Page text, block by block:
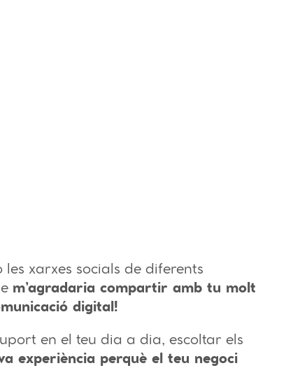
xarxes socials de diferents
m’agradaria compartir amb tu molt
digital!
en el teu dia a dia, escoltar els
experiència perquè el teu negoci